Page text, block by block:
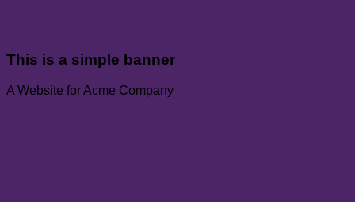
This is a simple banner
A Website for Acme Company